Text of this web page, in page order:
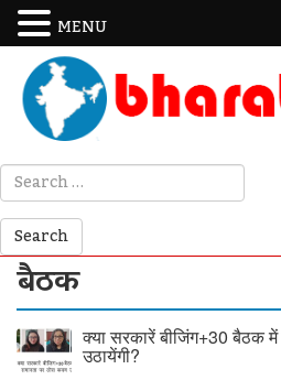
बैठक
क्या सरकारें बीजिंग+30 बैठक
उठायेंगी?
MENU